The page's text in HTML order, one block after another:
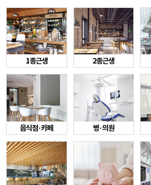
1종근생 2종근생
음식점·카페 병·의원